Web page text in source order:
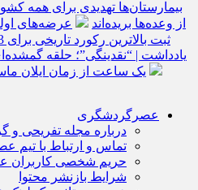
بیمارستان‌ها تهدیدی برای همه
از وعده‌ها بریده‌اند
عرضه‌های اولیه
ثبت بالاترین رکورد تاریخی برای 3 شاخص بورس و فرابورس
یادداشت | “نقدینگی”؛ حلقه
عصرگردشگری
درباره مجله تفریحی و
تماس و ارتباط با تیم
حریم شخصی کاربران
شرایط بازنشر محتوا